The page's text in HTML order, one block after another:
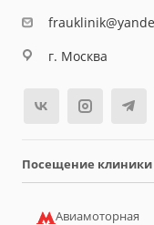
г. Москва
Посещение клиники
Авиамоторная